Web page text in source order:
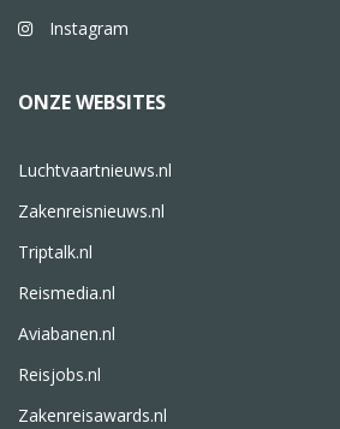
Instagram
ONZE WEBSITES
Luchtvaartnieuws.nl
Zakenreisnieuws.nl
Triptalk.nl
Reismedia.nl
Aviabanen.nl
Reisjobs.nl
Zakenreisawards.nl